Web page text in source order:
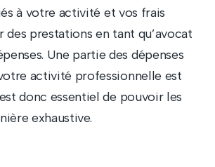
à votre activité et vos frais
des prestations en tant qu’avocat
Une partie des dépenses
activité professionnelle est
donc essentiel de pouvoir les
exhaustive.